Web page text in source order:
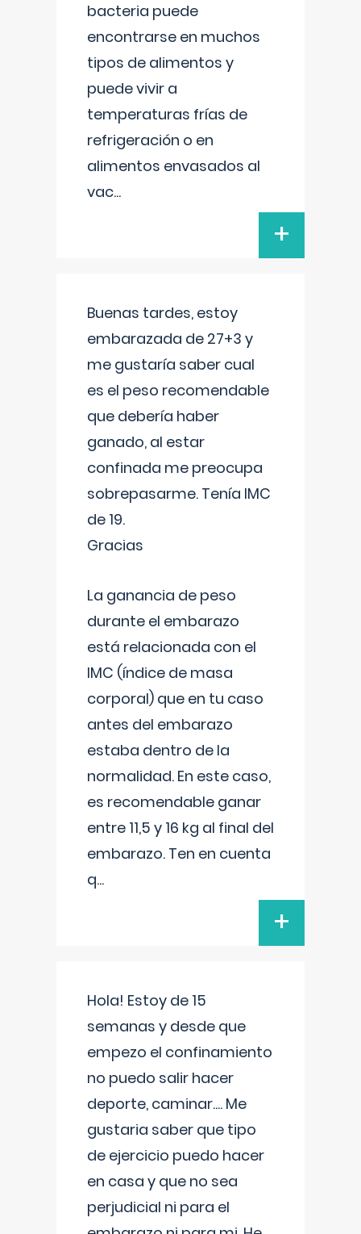
bacteria puede
encontrarse en muchos
tipos de alimentos y
puede vivir a
temperaturas frías de
refrigeración o en
alimentos envasados al
vac...
+
Buenas tardes, estoy
embarazada de 27+3 y
me gustaría saber cual
es el peso recomendable
que debería haber
ganado, al estar
confinada me preocupa
sobrepasarme. Tenía IMC
de 19.
Gracias
La ganancia de peso
durante el embarazo
está relacionada con el
IMC (índice de masa
corporal) que en tu caso
antes del embarazo
estaba dentro de la
normalidad. En este caso,
es recomendable ganar
entre 11,5 y 16 kg al final del
embarazo. Ten en cuenta
q...
+
Hola! Estoy de 15
semanas y desde que
empezo el confinamiento
no puedo salir hacer
deporte, caminar.... Me
gustaria saber que tipo
de ejercicio puedo hacer
en casa y que no sea
perjudicial ni para el